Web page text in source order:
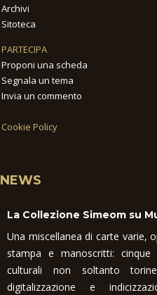
Archivi
Sitoteca
PARTECIPA
Proponi una scheda
Segnala un tema
Invia un commento
Cookie Policy
NEWS
La Collezione Simeom su
Una miscellanea di carte varie,
stampa e manoscritti:
culturali non soltanto
digitalizzazione e